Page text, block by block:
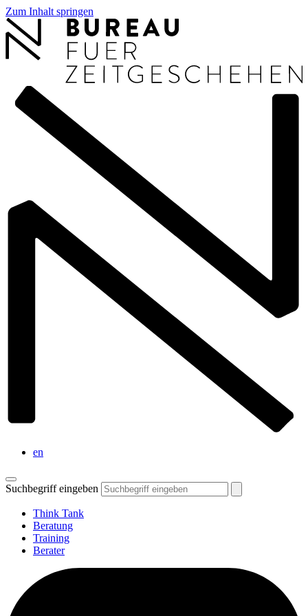
Zum Inhalt springen
en
Suchbegriff eingeben
Think Tank
Beratung
Training
Berater